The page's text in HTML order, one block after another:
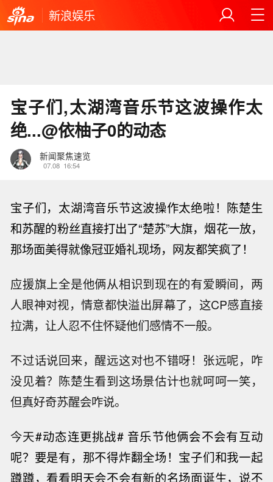
新浪娱乐
宝子们,太湖湾音乐节这波操作太
绝...@依柚子0的动态
新闻聚焦速览
07.08 16:54
宝子们，太湖湾音乐节这波操作太绝啦！陈楚生
和苏醒的粉丝直接打出了“楚苏”大旗，烟花一放，
那场面美得就像冠亚婚礼现场，网友都笑疯了！
应援旗上全是他俩从相识到现在的有爱瞬间，两
人眼神对视，情意都快溢出屏幕了，这CP感直接
拉满，让人忍不住怀疑他们感情不一般。
不过话说回来，醒远这对也不错呀！张远呢，咋
没见着？陈楚生看到这场景估计也就呵呵一笑，
但真好奇苏醒会咋说。
今天#动态连更挑战#音乐节他俩会不会有互动
呢？要是有，那不得炸翻全场！宝子们和我一起
蹲蹲，看看明天会不会有新的名场面诞生，说不